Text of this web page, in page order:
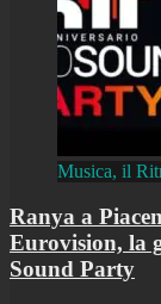
Musica, il
Ranya a
Eurovision, la
Sound Party